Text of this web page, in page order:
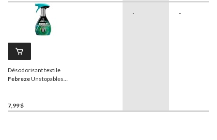
Désodorisant textile
FebrezeUnstopables
7,99 $
- -